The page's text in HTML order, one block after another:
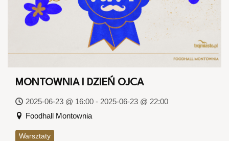
MONTOWNIA I DZIEŃ OJCA
2025-06-23 @ 16:00 - 2025-06-23 @ 22:00
Foodhall Montownia
Warsztaty